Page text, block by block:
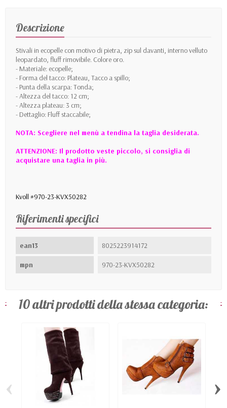
Descrizione
Stivali in ecopelle con motivo di pietra, zip sul davanti, interno velluto
leopardato, fluff rimovibile. Colore oro.
- Materiale: ecopelle;
- Forma del tacco: Plateau, Tacco a spillo;
- Punta della scarpa: Tonda;
- Altezza del tacco: 12 cm;
- Altezza plateau: 3 cm;
- Dettaglio: Fluff staccabile;
NOTA: Scegliere nel menù a tendina la taglia desiderata.
ATTENZIONE: Il prodotto veste piccolo, si consiglia di
acquistare una taglia in più.
Kvoll #970-23-KVX50282
Riferimenti specifici
ean13 8025223914172
mpn 970-23-KVX50282
10 altri prodotti della stessa categoria:
‹ ›